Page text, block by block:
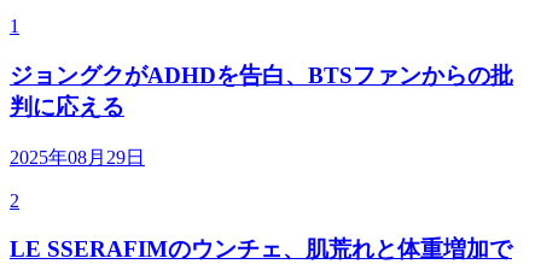
1
ジョングクがADHDを告白、BTSファンからの批
判に応える
2025年08月29日
2
LE SSERAFIMのウンチェ、肌荒れと体重増加で